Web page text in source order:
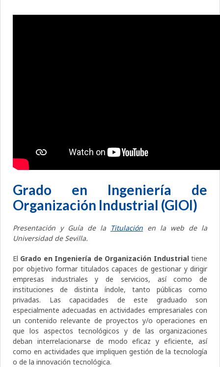
Grado en Ingeniería de
Organización Industrial (GIOI)
Presentación y Guía de la Titulación en la web de la
Universidad de Sevilla.
El Grado en Ingeniería de Organización Industrialtiene
por objetivo formar titulados capaces de gestionar y dirigir
empresas industriales y de servicios, así como de
instituciones de distinta índole, tanto públicas como
privadas. Las capacidades de este graduado son
especialmente adecuadas en actividades empresariales con
un contenido relevante de proyectos y/o operaciones en
que los aspectos tecnológicos y de las organizaciones
deban interrelacionarse de modo eficaz y eficiente, así
como en actividades que impliquen gestión de la tecnología
o de la innovación tecnológica.